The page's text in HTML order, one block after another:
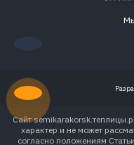
Сайт
характер и не может
согласно положениям